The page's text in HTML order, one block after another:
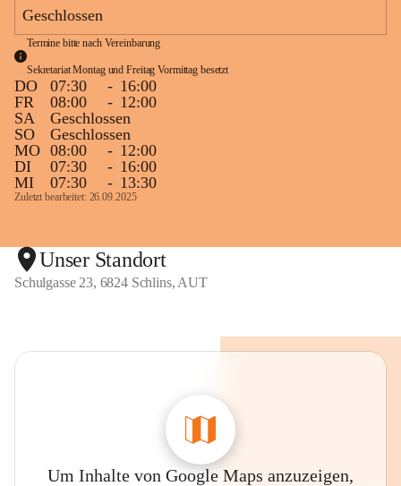
Geschlossen
Termine bitte nach Vereinbarung
Sekretariat Montag und Freitag Vormittag besetzt
DO 07:30 - 16:00
FR
08:00 - 12:00
SA
Geschlossen
SO
Geschlossen
MO 08:00 - 12:00
DI
07:30 - 16:00
MI
07:30 - 13:30
Zuletzt bearbeitet: 26.09.2025
Unser Standort
Schulgasse 23, 6824 Schlins, AUT
Um Inhalte von Google Maps anzuzeigen,